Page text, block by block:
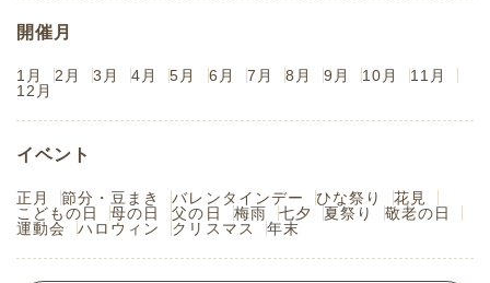
開催月
1月 2月 3月 4月 5月 6月 7月 8月 9月 10月
11月
12月
イベント
正月 節分・豆まき バレンタインデー ひな祭り
花見
こどもの日
母の日 父の日 梅雨 七夕 夏祭り
敬老の日
運動会
ハロウィン クリスマス 年末